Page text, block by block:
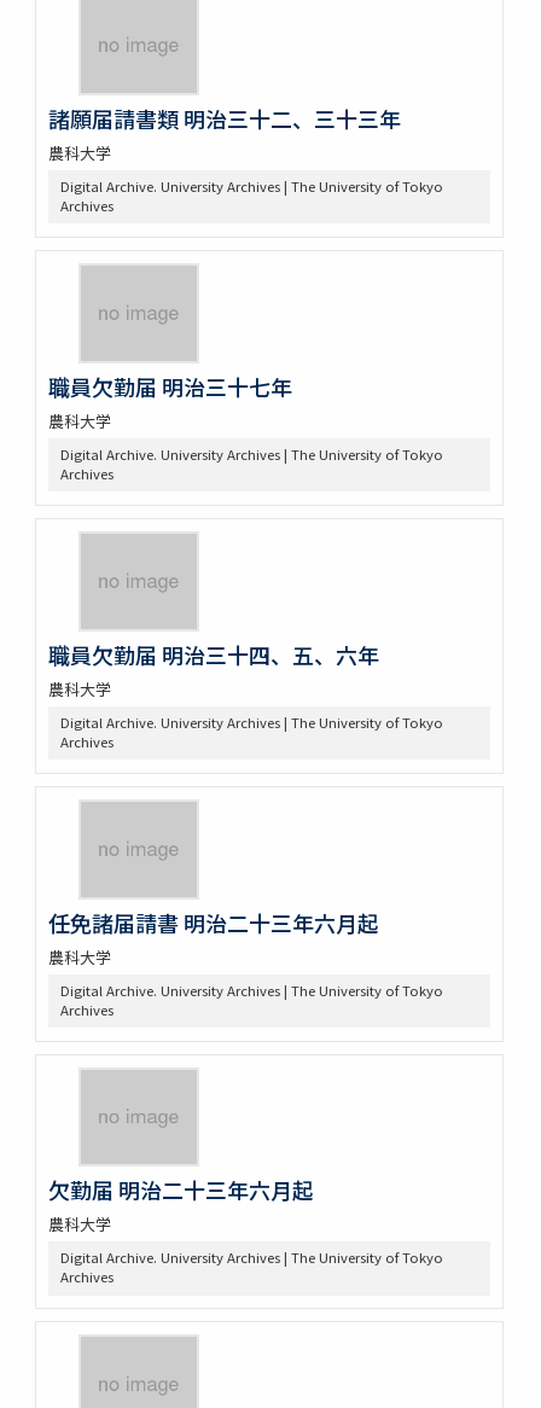
諸願届請書類 明治三十二、三十三年
農科大学
Digital Archive. University Archives | The University of Tokyo
Archives
職員欠勤届 明治三十七年
農科大学
Digital Archive. University Archives | The University of Tokyo
Archives
職員欠勤届 明治三十四、五、六年
農科大学
Digital Archive. University Archives | The University of Tokyo
Archives
任免諸届請書 明治二十三年六月起
農科大学
Digital Archive. University Archives | The University of Tokyo
Archives
欠勤届 明治二十三年六月起
農科大学
Digital Archive. University Archives | The University of Tokyo
Archives